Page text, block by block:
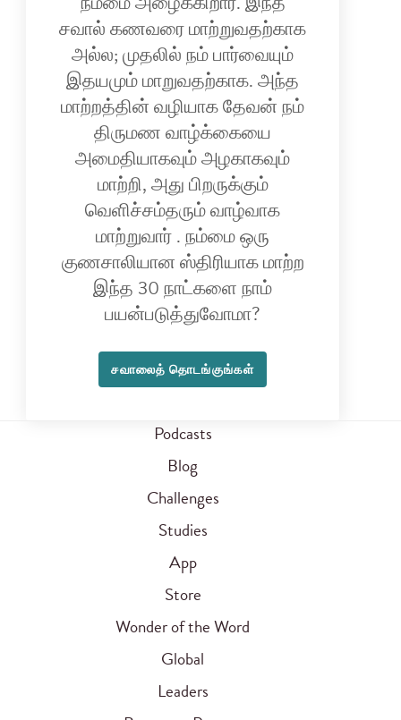
சவால் கணவரை மாற்றுவதற்காக
அல்ல; முதலில் நம் பார்வையும்
இதயமும் மாறுவதற்காக. அந்த
மாற்றத்தின் வழியாக தேவன் நம்
திருமண வாழ்க்கையை
அமைதியாகவும் அழகாகவும்
மாற்றி, அது பிறருக்கும்
வெளிச்சம்தரும் வாழ்வாக
மாற்றுவார் . நம்மை ஒரு
குணசாலியான ஸ்திரியாக மாற்ற
இந்த 30 நாட்களை நாம்
பயன்படுத்துவோமா?
சவாலைத் தொடங்குங்கள்
Podcasts
Blog
Challenges
Studies
App
Store
Wonder of the Word
Global
Leaders